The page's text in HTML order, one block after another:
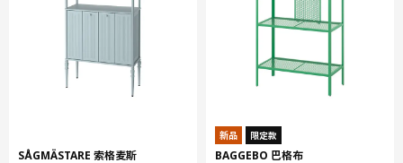
6.9 公升
SÅGMÄSTARE 索格麦斯
新品 限定款
BAGGEBO 巴格布